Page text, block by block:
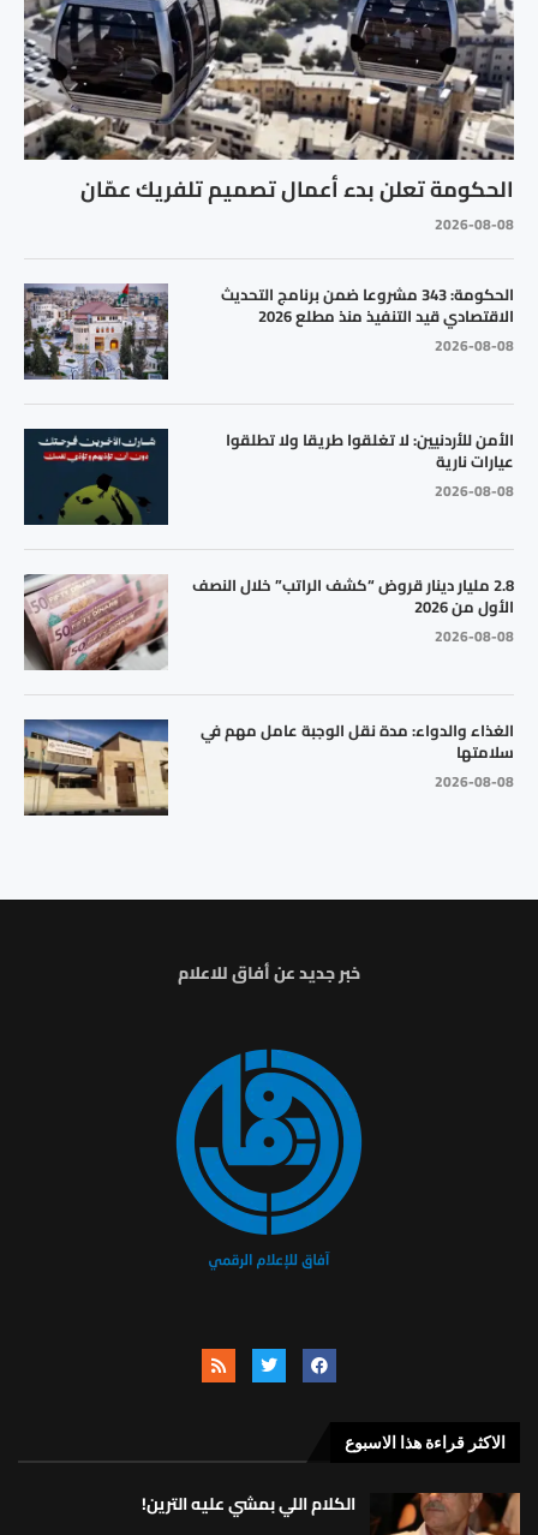
الحكومة تعلن بدء أعمال تصميم تلفريك عمّان
2026-08-08
الحكومة: 343 مشروعا ضمن برنامج التحديث
الاقتصادي قيد التنفيذ منذ مطلع 2026
2026-08-08
الأمن للأردنيين: لا تغلقوا طريقا ولا تطلقوا
عيارات نارية
2026-08-08
2.8 مليار دينار قروض “كشف الراتب” خلال النصف
الأول من 2026
2026-08-08
الغذاء والدواء: مدة نقل الوجبة عامل مهم في
سلامتها
2026-08-08
خبر جديد عن أفاق للاعلام
الاكثر قراءة هذا الاسبوع
الكلام اللي بمشي عليه الترين!